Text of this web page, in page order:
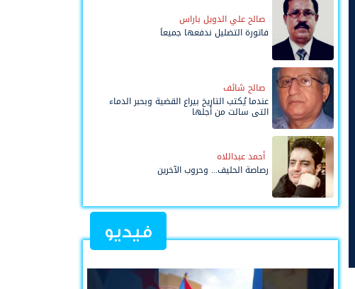
صالح علي الدويل باراس
فاتورة التضليل ندفعها جميعاً
صالح شائف
عندما يُكتب التاريخ بيراع القضية وبحبر الدماء
التي سالت من أجلها
أحمد عبداللاه
رصاصة الحليف... وحروب الآخرين
فيديو